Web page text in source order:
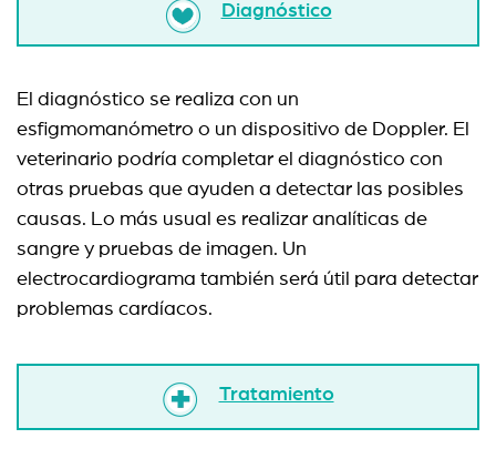
Diagnóstico
El diagnóstico se realiza con un
esfigmomanómetro o un dispositivo de Doppler. El
veterinario podría completar el diagnóstico con
otras pruebas que ayuden a detectar las posibles
causas. Lo más usual es realizar analíticas de
sangre y pruebas de imagen. Un
electrocardiograma también será útil para detectar
problemas cardíacos.
Tratamiento